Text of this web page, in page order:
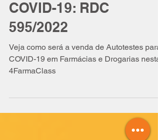
Anvisa autoriza a
de Autoteste para
COVID-19: RDC
595/2022
COVID-19 em Farmácias e Drogarias nesta